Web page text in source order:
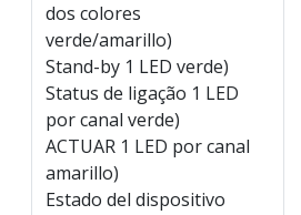
dos colores
verde/amarillo)
Stand-by 1 LED verde)
Status de ligação 1 LED
por canal verde)
ACTUAR 1 LED por canal
amarillo)
Estado del dispositivo